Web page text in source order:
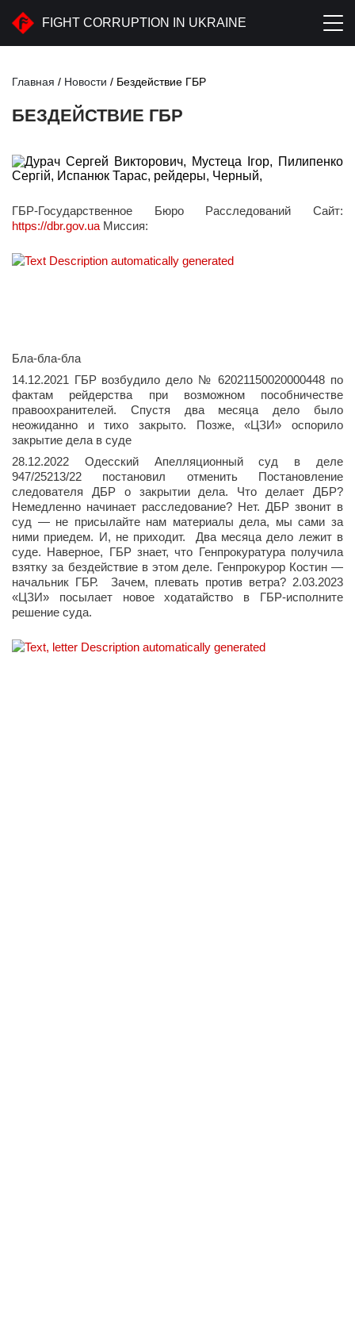
FIGHT CORRUPTION IN UKRAINE
Главная / Новости / Бездействие ГБР
БЕЗДЕЙСТВИЕ ГБР
ГБР-Государственное Бюро Расследований Сайт:
https://dbr.gov.ua Миссия:
Бла-бла-бла
14.12.2021 ГБР возбудило дело № 62021150020000448 по
фактам рейдерства при возможном пособничестве
правоохранителей. Спустя два месяца дело было
неожиданно и тихо закрыто. Позже, «ЦЗИ» оспорило
закрытие дела в суде
28.12.2022 Одесский Апелляционный суд в деле
947/25213/22 постановил отменить Постановление
следователя ДБР о закрытии дела. Что делает ДБР?
Немедленно начинает расследование? Нет. ДБР звонит в
суд — не присылайте нам материалы дела, мы сами за
ними приедем. И, не приходит. Два месяца дело лежит в
суде. Наверное, ГБР знает, что Генпрокуратура получила
взятку за бездействие в этом деле. Генпрокурор Костин —
начальник ГБР. Зачем, плевать против ветра? 2.03.2023
«ЦЗИ» посылает новое ходатайство в ГБР-исполните
решение суда.